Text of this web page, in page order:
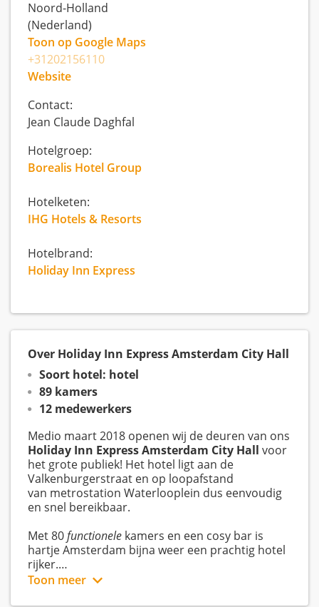
Noord-Holland
(Nederland)
Toon op Google Maps
+31202156110
Website
Contact:
Jean Claude Daghfal
Hotelgroep:
Borealis Hotel Group
Hotelketen:
IHG Hotels & Resorts
Hotelbrand:
Holiday Inn Express
Over Holiday Inn Express Amsterdam City Hall
Soort hotel: hotel
89 kamers
12 medewerkers
Medio maart 2018 openen wij de deuren van ons
Holiday Inn Express Amsterdam City Hall voor
het grote publiek! Het hotel ligt aan de
Valkenburgerstraat en op loopafstand
van metrostation Waterlooplein dus eenvoudig
en snel bereikbaar.
Met 80functionele kamers en een cosy bar is
hartje Amsterdam bijna weer een prachtig hotel
rijker.
Toon meer